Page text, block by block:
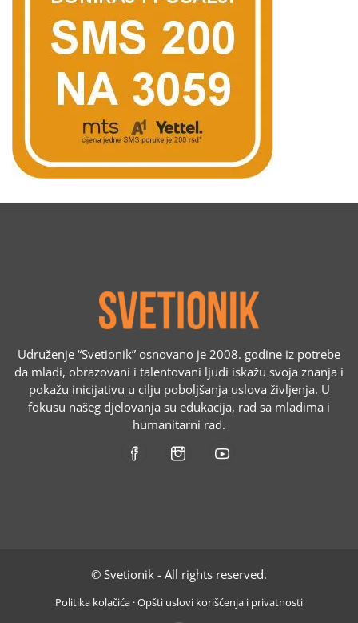
Udruženje “Svetionik” osnovano je 2008. godine iz potrebe
da mladi, obrazovani i talentovani ljudi iskažu svoja znanja i
pokažu inicijativu u cilju poboljšanja uslova življenja. U
fokusu našeg djelovanja su edukacija, rad sa mladima i
humanitarni rad.
© Svetionik - All rights reserved.
Politika kolačića ·Opšti uslovi korišćenja i privatnosti